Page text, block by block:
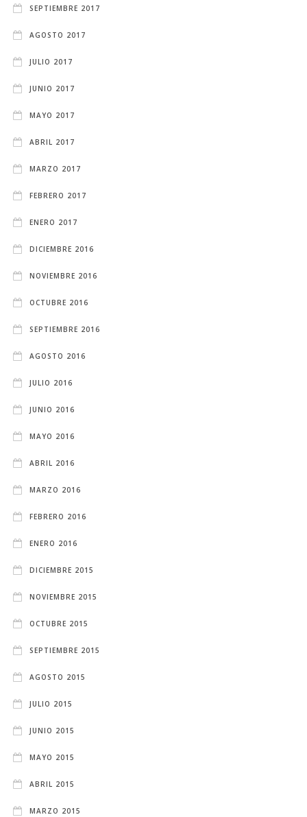
SEPTIEMBRE 2017
AGOSTO 2017
JULIO 2017
JUNIO 2017
MAYO 2017
ABRIL 2017
MARZO 2017
FEBRERO 2017
ENERO 2017
DICIEMBRE 2016
NOVIEMBRE 2016
OCTUBRE 2016
SEPTIEMBRE 2016
AGOSTO 2016
JULIO 2016
JUNIO 2016
MAYO 2016
ABRIL 2016
MARZO 2016
FEBRERO 2016
ENERO 2016
DICIEMBRE 2015
NOVIEMBRE 2015
OCTUBRE 2015
SEPTIEMBRE 2015
AGOSTO 2015
JULIO 2015
JUNIO 2015
MAYO 2015
ABRIL 2015
MARZO 2015